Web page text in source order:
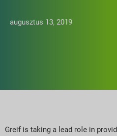
augusztus 13, 2019
Greif is taking a lead role in